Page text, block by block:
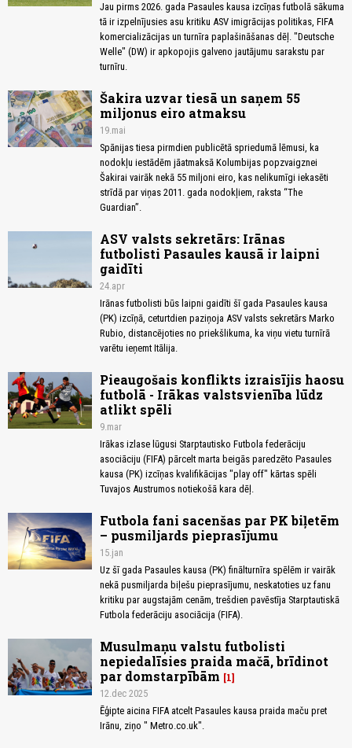
Jau pirms 2026. gada Pasaules kausa izcīņas futbolā sākuma
tā ir izpelnījusies asu kritiku ASV imigrācijas politikas, FIFA
komercializācijas un turnīra paplašināšanas dēļ. "Deutsche
Welle" (DW) ir apkopojis galveno jautājumu sarakstu par
turnīru.
Šakira uzvar tiesā un saņem 55
miljonus eiro atmaksu
19.mai
Spānijas tiesa pirmdien publicētā spriedumā lēmusi, ka
nodokļu iestādēm jāatmaksā Kolumbijas popzvaigznei
Šakirai vairāk nekā 55 miljoni eiro, kas nelikumīgi iekasēti
strīdā par viņas 2011. gada nodokļiem, raksta “The
Guardian”.
ASV valsts sekretārs: Irānas
futbolisti Pasaules kausā ir laipni
gaidīti
24.apr
Irānas futbolisti būs laipni gaidīti šī gada Pasaules kausa
(PK) izcīņā, ceturtdien paziņoja ASV valsts sekretārs Marko
Rubio, distancējoties no priekšlikuma, ka viņu vietu turnīrā
varētu ieņemt Itālija.
Pieaugošais konflikts izraisījis haosu
futbolā - Irākas valstsvienība lūdz
atlikt spēli
9.mar
Irākas izlase lūgusi Starptautisko Futbola federāciju
asociāciju (FIFA) pārcelt marta beigās paredzēto Pasaules
kausa (PK) izcīņas kvalifikācijas "play off" kārtas spēli
Tuvajos Austrumos notiekošā kara dēļ.
Futbola fani sacenšas par PK biļetēm
– pusmiljards pieprasījumu
15.jan
Uz šī gada Pasaules kausa (PK) finālturnīra spēlēm ir vairāk
nekā pusmiljarda biļešu pieprasījumu, neskatoties uz fanu
kritiku par augstajām cenām, trešdien pavēstīja Starptautiskā
Futbola federāciju asociācija (FIFA).
Musulmaņu valstu futbolisti
nepiedalīsies praida mačā, brīdinot
par domstarpībām
1
12.dec 2025
Ēģipte aicina FIFA atcelt Pasaules kausa praida maču pret
Irānu, ziņo " Metro.co.uk".